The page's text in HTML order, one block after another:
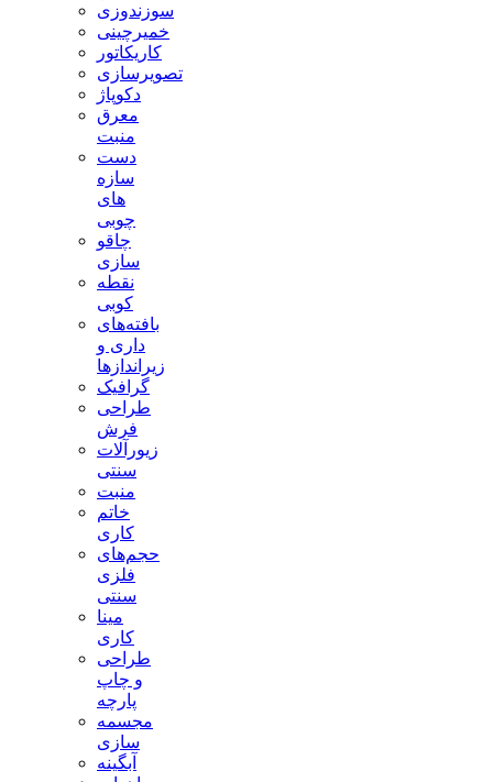
سوزندوزی
خمیرچینی
کاریکاتور
تصویرسازی
دکوپاژ
معرق
منبت
دست
سازه
های
چوبی
چاقو
سازی
نقطه
کوبی
بافته‌های
داری و
زیراندازها
گرافیک
طراحی
فرش
زیورآلات
سنتی
منبت
خاتم
کاری
حجم‌های
فلزی
سنتی
مینا
کاری
طراحی
و چاپ
پارچه
مجسمه
سازی
آبگینه